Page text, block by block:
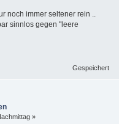
noch immer seltener rein ..
sinnlos gegen "leere
Gespeichert
»